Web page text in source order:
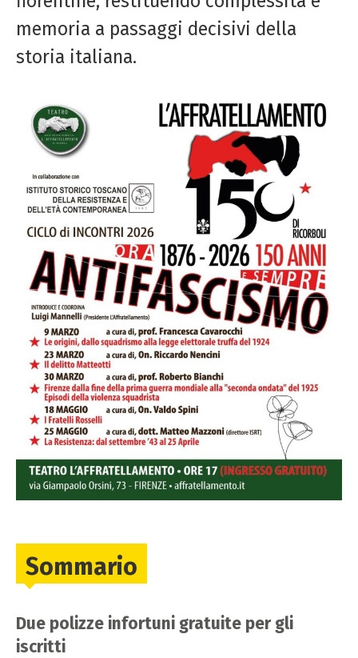
memoria a passaggi decisivi della
storia italiana.
Sommario
Due polizze infortuni gratuite per gli
iscritti